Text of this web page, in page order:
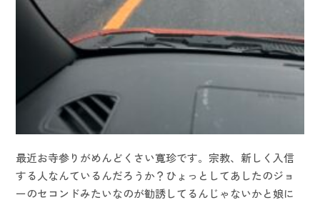
最近お寺参りがめんどくさい寬珍です。宗教、新しく入信
する人なんているんだろうか？ひょっとしてあしたのジョ
ーのセコンドみたいなのが勧誘してるんじゃないかと娘に